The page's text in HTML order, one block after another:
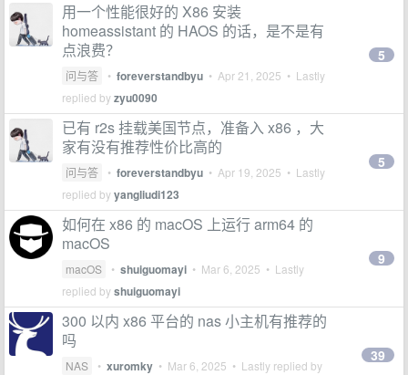
用一个性能很好的 X86 安装
homeassistant 的 HAOS 的话，是不是有
点浪费？
问与答 • foreverstandbyu • Apr 21, 2025 • Lastly
replied byzyu0090
5
已有 r2s 挂载美国节点，准备入 x86 ，大
家有没有推荐性价比高的
问与答 • foreverstandbyu • Apr 19, 2025 • Lastly
replied byyangliudi123
5
如何在 x86 的 macOS 上运行 arm64 的
macOS
macOS • shuiguomayi • Mar 6, 2025 • Lastly
replied byshuiguomayi
9
300 以内 x86 平台的 nas 小主机有推荐的
吗
NAS • xuromky • Mar 6, 2025 • Lastly replied by
39